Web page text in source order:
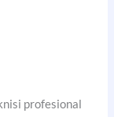
profesional